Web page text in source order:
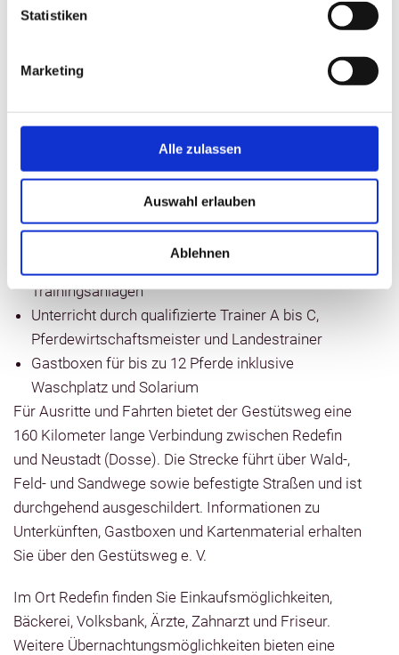
Statistiken
Marketing
Alle zulassen
Auswahl erlauben
Ablehnen
Abzeichenlehrgänge
Hochzeitskutschen
Fahrausbildung vom Anfänger bis zum Trainer
inklusive Fahrabzeichenprüfungen
Ausbildung und Förderung von Pferden in Dressur,
Springen und Fahren
Rund 20 Schulpferde mit Ausbildungsstand Klasse
Trainingsanlagen
Unterricht durch qualifizierte Trainer A bis C,
Pferdewirtschaftsmeister und Landestrainer
Gastboxen für bis zu 12 Pferde inklusive
Waschplatz und Solarium
Für Ausritte und Fahrten bietet der Gestütsweg eine
160 Kilometer lange Verbindung zwischen Redefin
und Neustadt (Dosse). Die Strecke führt über Wald-,
Feld- und Sandwege sowie befestigte Straßen und ist
durchgehend ausgeschildert. Informationen zu
Unterkünften, Gastboxen und Kartenmaterial erhalten
Sie über den Gestütsweg e. V.
Im Ort Redefin finden Sie Einkaufsmöglichkeiten,
Bäckerei, Volksbank, Ärzte, Zahnarzt und Friseur.
Weitere Übernachtungsmöglichkeiten bieten eine